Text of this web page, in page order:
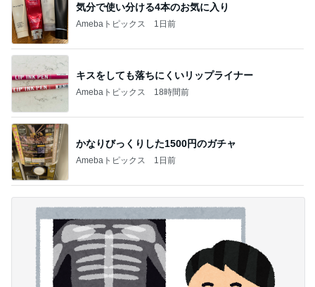
気分で使い分ける4本のお気に入り
Amebaトピックス 1日前
キスをしても落ちにくいリップライナー
Amebaトピックス 18時間前
かなりびっくりした1500円のガチャ
Amebaトピックス 1日前